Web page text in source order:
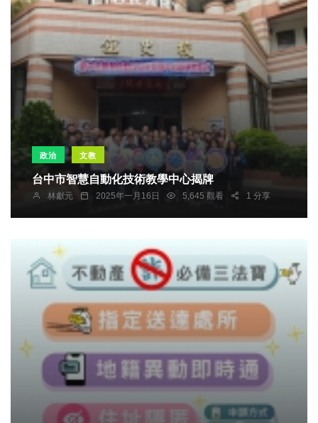
政治 文教
台中市智慧自動化技術教學中心揭牌
林獻元 2025年一月16日 5,645 觀看 1 分享